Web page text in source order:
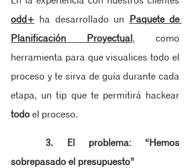
odd+ ha desarrollado un Paquete de
Planificación Proyectual, como
herramienta para que visualices todo el
proceso y te sirva de guía durante cada
todo el proceso.
3. El problema: “Hemos
sobrepasado el presupuesto”